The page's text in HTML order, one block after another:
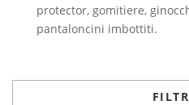
protector, gomitiere,
pantaloncini imbottiti.